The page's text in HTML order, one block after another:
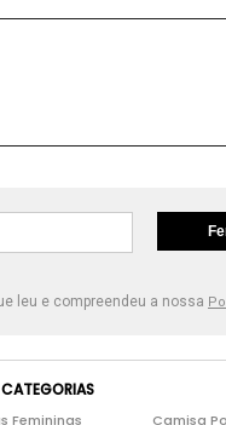
leu e compreendeu a nossa
Femininas
Camisa